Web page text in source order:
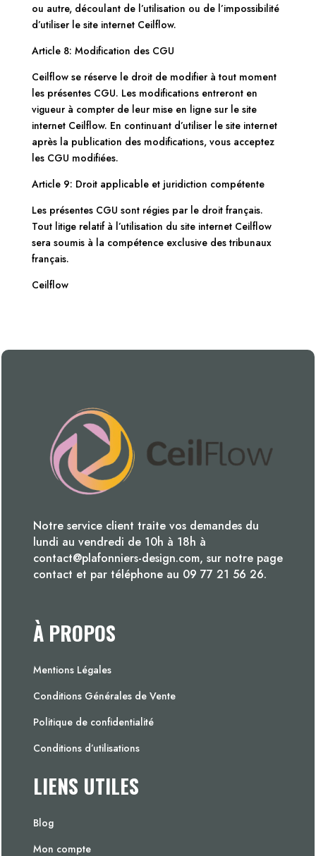
ou autre, découlant de l’utilisation ou de l’impossibilité
d’utiliser le site internet Ceilflow.
Article 8: Modification des CGU
Ceilflow se réserve le droit de modifier à tout moment
les présentes CGU. Les modifications entreront en
vigueur à compter de leur mise en ligne sur le site
internet Ceilflow. En continuant d’utiliser le site internet
après la publication des modifications, vous acceptez
les CGU modifiées.
Article 9: Droit applicable et juridiction compétente
Les présentes CGU sont régies par le droit français.
Tout litige relatif à l’utilisation du site internet Ceilflow
sera soumis à la compétence exclusive des tribunaux
français.
Ceilflow
Notre service client traite vos demandes du
lundi au vendredi de 10h à 18h à
contact@plafonniers-design.com, sur notre page
contact et par téléphone au 09 77 21 56 26.
À PROPOS
Mentions Légales
Conditions Générales de Vente
Politique de confidentialité
Conditions d’utilisations
LIENS UTILES
Blog
Mon compte